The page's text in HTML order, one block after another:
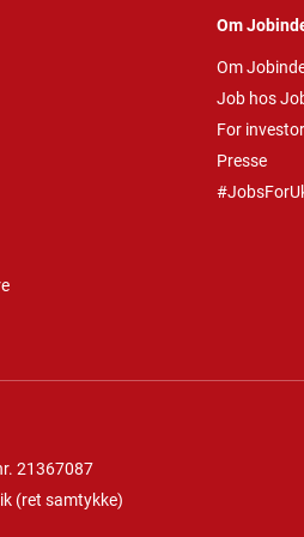
Om
Om
Job hos
For
Presse
21367087
(ret samtykke)